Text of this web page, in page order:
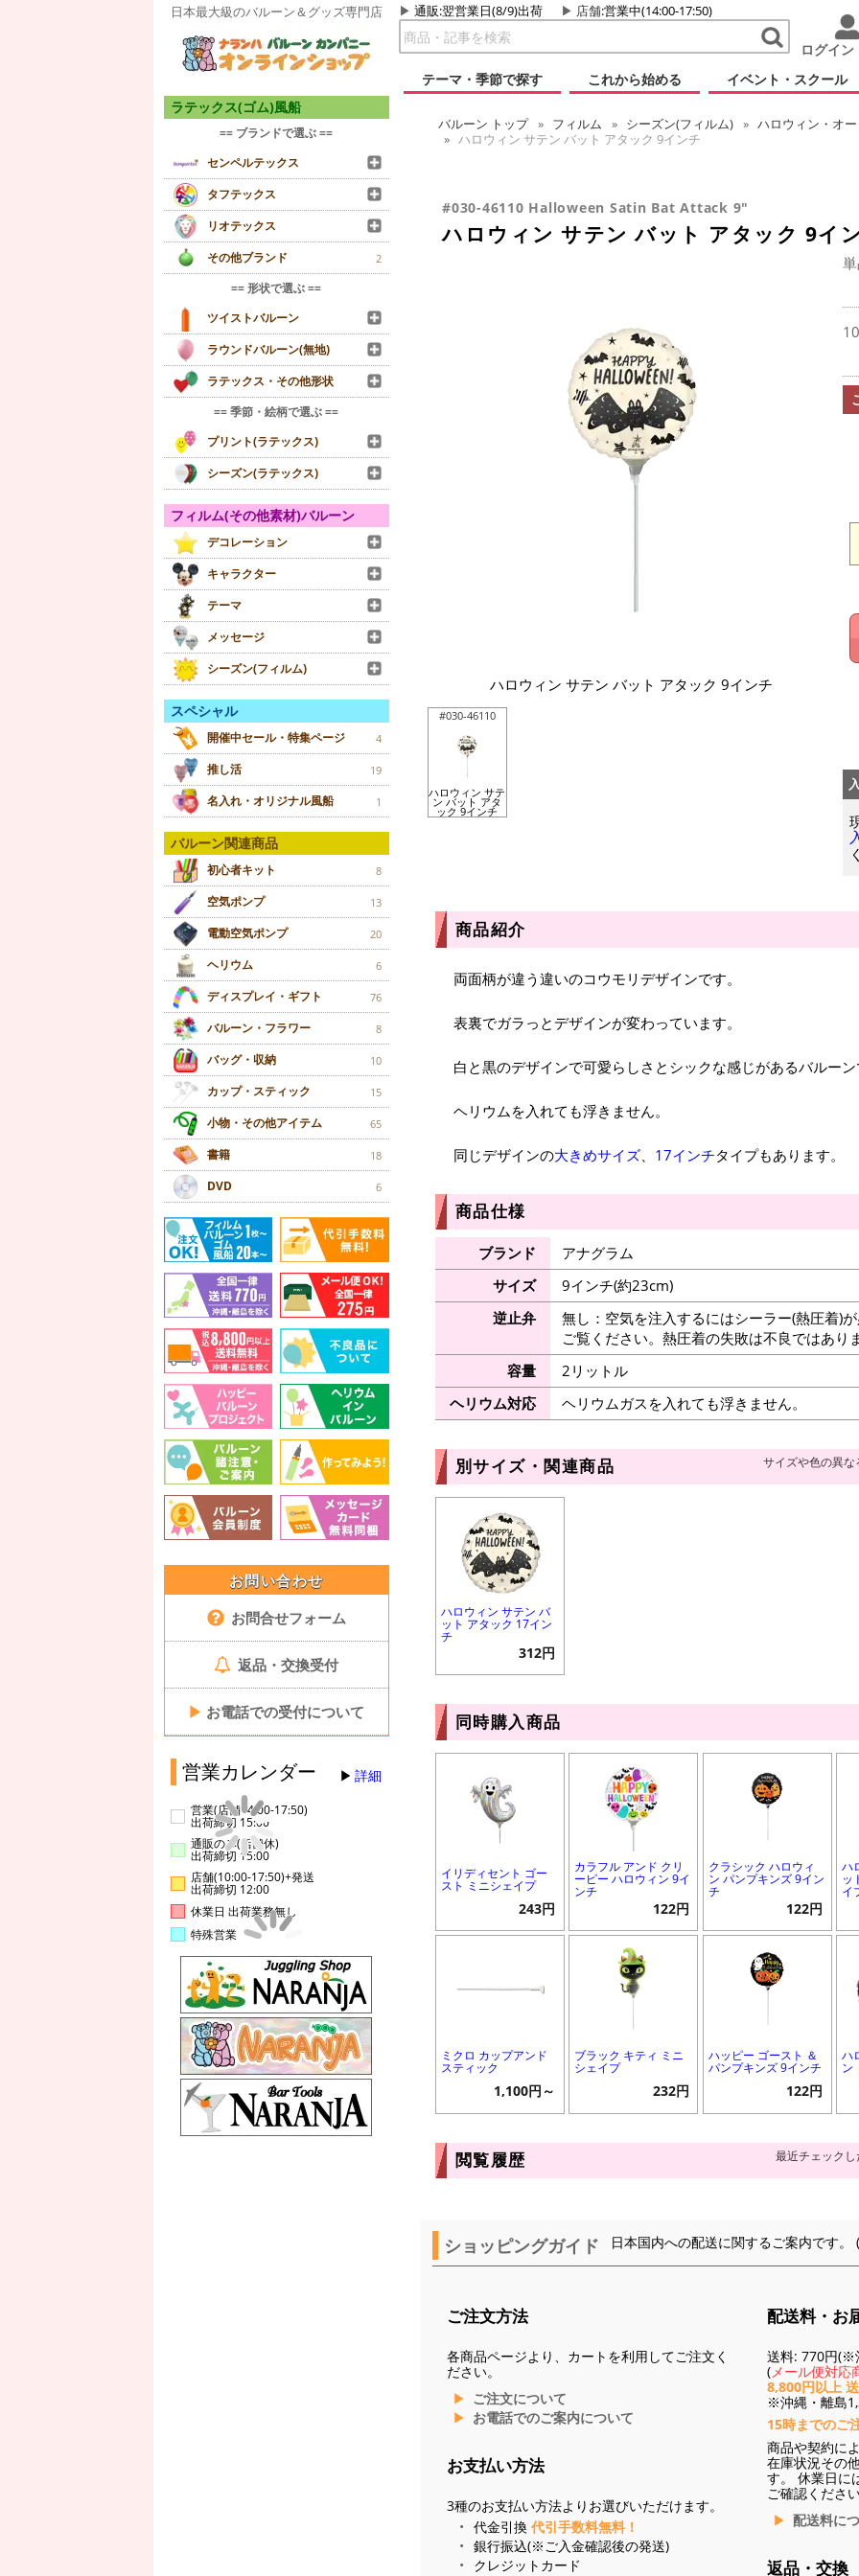
日本最大級のバルーン＆グッズ専門店 通販:翌営業日(8/9)出荷 店舗:営業中(14:00-17:50)
ログイン
テーマ・季節で探す
これから始める イベント・スクール
ラテックス(ゴム)風船
== ブランドで選ぶ ==
センペルテックス
タフテックス
リオテックス
その他ブランド
2
== 形状で選ぶ ==
ツイストバルーン
ラウンドバルーン(無地)
ラテックス・その他形状
== 季節・絵柄で選ぶ ==
プリント(ラテックス)
シーズン(ラテックス)
フィルム(その他素材)バルーン
デコレーション
キャラクター
テーマ
メッセージ
シーズン(フィルム)
スペシャル
開催中セール・特集ページ 4
推し活 19
名入れ・オリジナル風船 1
バルーン関連商品
初心者キット 8
空気ポンプ 13
電動空気ポンプ 20
ヘリウム 6
ディスプレイ・ギフト 76
バルーン・フラワー 8
バッグ・収納 10
カップ・スティック 15
小物・その他アイテム 65
書籍 18
DVD 6
お問い合わせ
お問合せフォーム
返品・交換受付
▶ お電話での受付について
営業カレンダー 詳細
営業(店舗14:00-17:50)
出荷締切 15:00
通販のみ(店舗休)
出荷締切 15:00
店舗(10:00-17:50)+発送
出荷締切 12:00
休業日 出荷業務無し
特殊営業
バルーン トップ フィルム シーズン(フィルム)
ハロウィン・オ
ハロウィン サテン バット アタック 9インチ
#030-46110 Halloween Satin Bat Attack 9"
ハロウィン サテン バット アタック 9イ
ハロウィン サテン バット アタック 9インチ
#030-46110
ハロウィン サテ
ン バット アタ
ック 9インチ
商品紹介
両面柄が違う違いのコウモリデザインです。
表裏でガラっとデザインが変わっています。
白と黒のデザインで可愛らしさとシックな感じがあるバルー
ヘリウムを入れても浮きません。
同じデザインの大きめサイズ 17インチタイプもあります。
商品仕様
ブランド
アナグラム
サイズ
9インチ(約23cm)
逆止弁
無し：空気を注入するにはシーラー(熱圧着)
ご覧ください。熱圧着の失敗は不良ではあり
容量
2リットル
ヘリウム対応
ヘリウムガスを入れても浮きません。
別サイズ・関連商品 サイズや色の異
ハロウィン サテン バ
ット アタック 17イン
チ
312円
同時購入商品
イリディセント ゴー
スト ミニシェイプ
243円
カラフル アンド クリ
ーピー ハロウィン 9イ
ンチ
122円
クラシック ハロウィ
ン パンプキンズ 9イン
チ
122円
ハ
ッ
イ
ミクロ カップアンド
スティック
1,100円～
ブラック キティ ミニ
シェイプ
232円
ハッピー ゴースト ＆
パンプキンズ 9インチ
122円
ハ
ン
閲覧履歴 最近チェック
ショッピングガイド 日本国内への配送に関するご案内です。 (
ご注文方法
各商品ページより、カートを利用してご注文く
ださい。
ご注文について
お電話でのご案内について
お支払い方法
3種のお支払い方法よりお選びいただけます。
代金引換 代引手数料無料！
銀行振込(※ご入金確認後の発送)
クレジットカード
配送料・お
送料: 770円(※
( メール便対応
8,800円以上
※沖縄・離島
15時までのご
商品や契約に
在庫状況その
す。 休業日に
ご確認くださ
配送料に
返品・交換